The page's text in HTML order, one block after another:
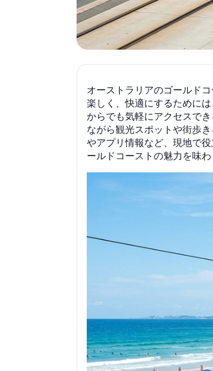
オーストラリアのゴールド
楽しく、快適にするために
からでも気軽にアクセスで
ながら観光スポットや街歩
やアプリ情報など、現地で
ールドコーストの魅力を味わ